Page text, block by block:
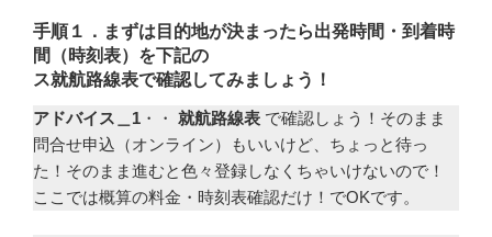
手順１．まずは目的地が決まったら出発時間・到着時
間（時刻表）を下記の
ス就航路線表で確認してみましょう！
アドバイス＿1 ・・ 就航路線表 で確認しょう！そのまま
問合せ申込（オンライン）もいいけど、ちょっと待っ
た！そのまま進むと色々登録しなくちゃいけないので！
ここでは概算の料金・時刻表確認だけ！でOKです。